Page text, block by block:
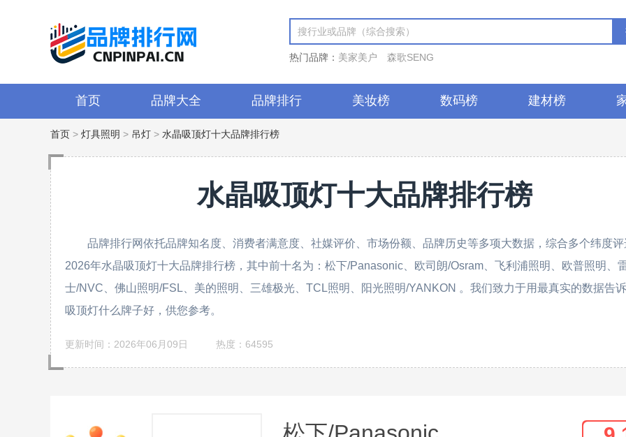
热门品牌： 美家美户 森歌SENG
首页 品牌大全 品牌排行 美妆榜 数码榜 建材榜
首页 > 灯具照明 > 吊灯 > 水晶吸顶灯十大品牌排行榜
水晶吸顶灯十大品牌排行榜
品牌排行网依托品牌知名度、消费者满意度、社媒评价、市场份额、品牌历史等多项大数据，综合多个纬度评
2026年水晶吸顶灯十大品牌排行榜，其中前十名为：松下/Panasonic、欧司朗/Osram、飞利浦照明、欧普照明、
士/NVC、佛山照明/FSL、美的照明、三雄极光、TCL照明、阳光照明/YANKON 。我们致力于用最真实的数据告
吸顶灯什么牌子好，供您参考。
更新时间：2026年06月09日 热度：64595